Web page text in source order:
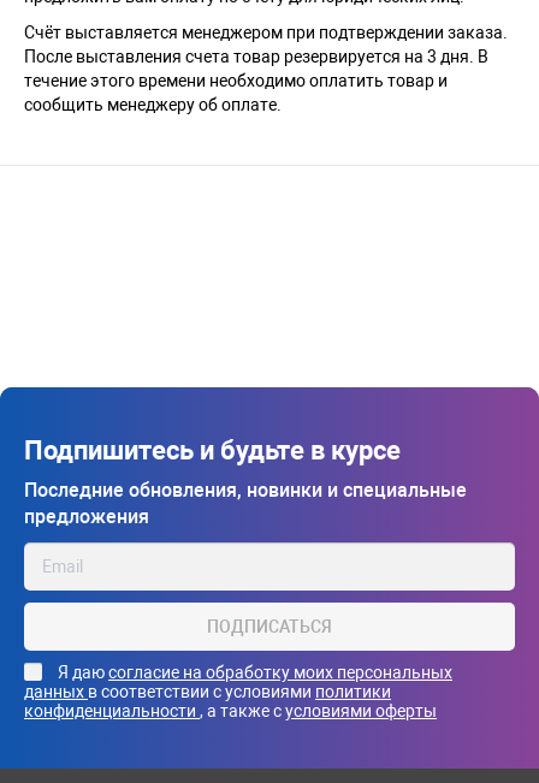
Счёт выставляется менеджером при подтверждении заказа.
После выставления счета товар резервируется на 3 дня. В
течение этого времени необходимо оплатить товар и
сообщить менеджеру об оплате.
Подпишитесь и будьте в курсе
Последние обновления, новинки и специальные
предложения
ПОДПИСАТЬСЯ
Я даюсогласие на обработку моих персональных
данных в соответствии с условиями политики
конфиденциальности , а также сусловиями оферты